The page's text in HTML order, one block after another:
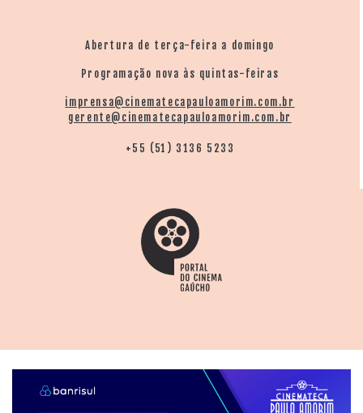
Abertura de terça-feira a domingo
Programação nova às quintas-feiras
imprensa@cinematecapauloamorim.com.br
gerente@cinematecapauloamorim.com.br
+55 (51) 3136 5233